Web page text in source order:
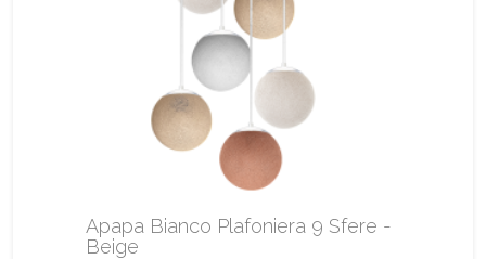
Apapa Bianco Plafoniera 9 Sfere -
Beige